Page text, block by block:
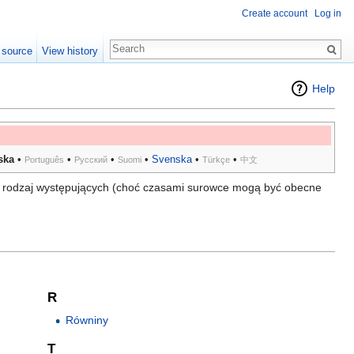
Help
• Português • Русский• Suomi• Svenska• Türkçe• 中文
występujących (choć czasami surowce mogą być obecne
R
Równiny
T
Create account Log in
View history